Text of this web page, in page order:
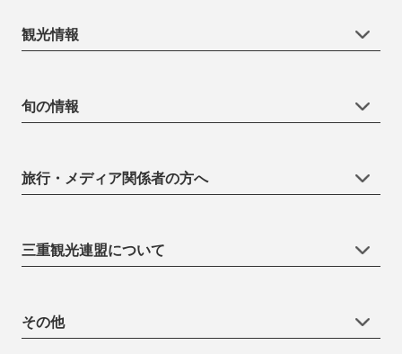
観光情報
旬の情報
旅行・メディア関係者の方へ
三重観光連盟について
その他